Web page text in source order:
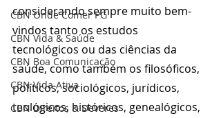
CBN Onde Comer PG
CBN Vida & Saúde
CBN Boa Comunicação
CBN Vida Ativa
CBN Direitos & Deveres
considerando sempre muito bem-
vindos tanto os estudos
tecnológicos ou das ciências da
saúde, como também os filosóficos,
políticos, sociológicos, jurídicos,
teológicos, históricos, genealógicos,